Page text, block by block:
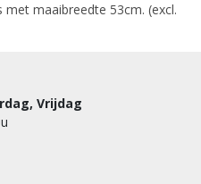
maaibreedte 53cm. (excl.
Vrijdag